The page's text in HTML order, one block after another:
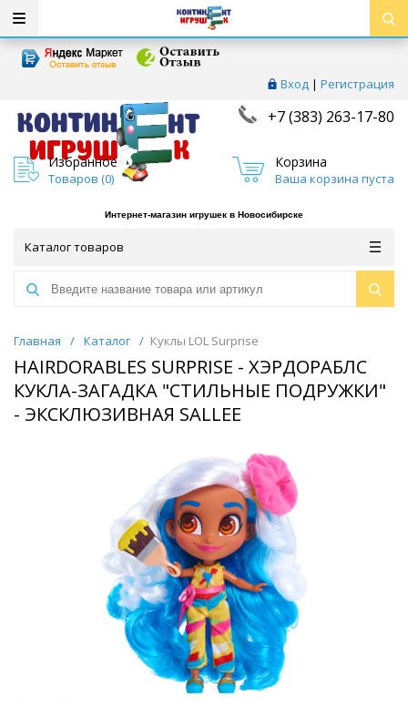
Вход | Регистрация
+7 (383) 263-17-80
Избранное
Товаров (0)
Корзина
Ваша корзина пуста
Интернет-магазин игрушек в Новосибирске
Каталог товаров
Главная / Каталог / Куклы LOL Surprise
HAIRDORABLES SURPRISE - ХЭРДОРАБЛС
КУКЛА-ЗАГАДКА "CТИЛЬНЫЕ ПОДРУЖКИ"
- ЭКСКЛЮЗИВНАЯ SALLEE